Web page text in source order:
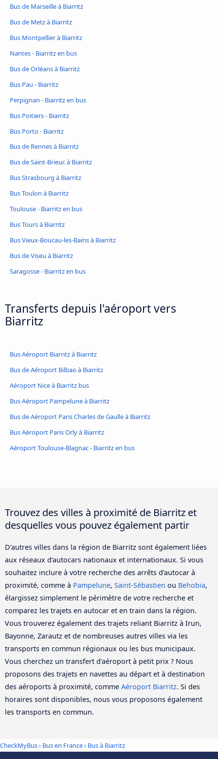
Bus de Marseille à Biarritz
Bus de Metz à Biarritz
Bus Montpellier à Biarritz
Nantes - Biarritz en bus
Bus de Orléans à Biarritz
Bus Pau - Biarritz
Perpignan - Biarritz en bus
Bus Poitiers - Biarritz
Bus Porto - Biarritz
Bus de Rennes à Biarritz
Bus de Saint-Brieuc à Biarritz
Bus Strasbourg à Biarritz
Bus Toulon à Biarritz
Toulouse - Biarritz en bus
Bus Tours à Biarritz
Bus Vieux-Boucau-les-Bains à Biarritz
Bus de Viseu à Biarritz
Saragosse - Biarritz en bus
Transferts depuis l'aéroport vers
Biarritz
Bus Aéroport Biarritz à Biarritz
Bus de Aéroport Bilbao à Biarritz
Aéroport Nice à Biarritz bus
Bus Aéroport Pampelune à Biarritz
Bus de Aéroport Paris Charles de Gaulle à Biarritz
Bus Aéroport Paris Orly à Biarritz
Aéroport Toulouse-Blagnac - Biarritz en bus
Trouvez des villes à proximité de Biarritz et
desquelles vous pouvez également partir
D‘autres villes dans la région de Biarritz sont également liées
aux réseaux d‘autocars nationaux et internationaux. Si vous
souhaitez inclure à votre recherche des arrêts d’autocar à
proximité, comme à Pampelune, Saint-Sébastien ou Behobia,
élargissez simplement le périmètre de votre recherche et
comparez les trajets en autocar et en train dans la région.
Vous trouverez également des trajets reliant Biarritz à Irun,
Bayonne, Zarautz et de nombreuses autres villes via les
transports en commun régionaux ou les bus municipaux.
Vous cherchez un transfert d’aéroport à petit prix ? Nous
proposons des trajets en navettes au départ et à destination
des aéroports à proximité, comme Aéroport Biarritz. Si des
horaires sont disponibles, nous vous proposons également
les transports en commun.
CheckMyBus› Bus en France› Bus à Biarritz